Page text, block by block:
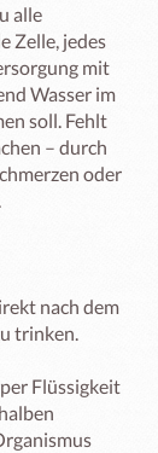
alle
Zelle, jedes
mit
Wasser im
soll. Fehlt
– durch
oder
nach dem
trinken.
Flüssigkeit